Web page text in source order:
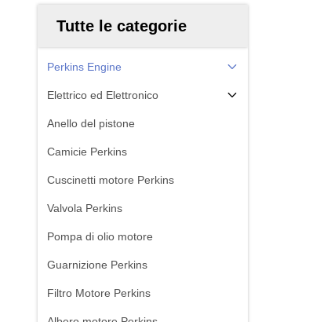
Tutte le categorie
Perkins Engine
Elettrico ed Elettronico
Anello del pistone
Camicie Perkins
Cuscinetti motore Perkins
Valvola Perkins
Pompa di olio motore
Guarnizione Perkins
Filtro Motore Perkins